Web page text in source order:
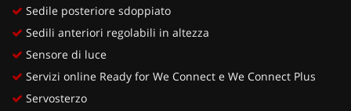
Sedile posteriore sdoppiato
Sedili anteriori regolabili in altezza
Sensore di luce
Servizi online Ready for We Connect e We Connect Plus
Servosterzo